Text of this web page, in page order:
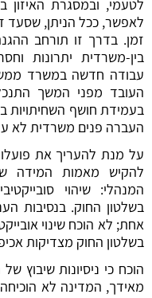
לטעמי, ובמסגרת האיזון
לאפשר, ככל הניתן, שסעד
זמן. בדרך זו תורחב
בין-משרדית יתרונות
עבודה חדשה במשרד
העובד מפני המשך
בעמידת חושף
העברה פנים משרדית לא
על מנת להעריך את
להקיש מאמות המידה
המנהלי: שיהוי
בשלטון החוק. בנסיבות
אחת; לא הוכח שינוי
בשלטון החוק מצדיקות
הוכח כי ניסיונות שיבוץ
מאידך, המדינה לא